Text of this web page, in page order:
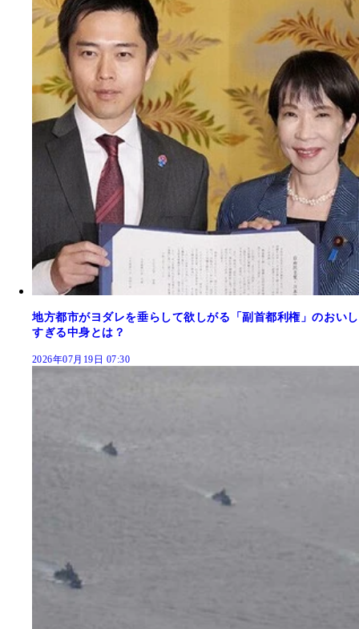
地方都市がヨダレを垂らして欲しがる「副首都利権」のおいし
すぎる中身とは？
2026年07月19日 07:30